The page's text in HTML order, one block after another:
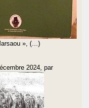
», (…)
2024 , par